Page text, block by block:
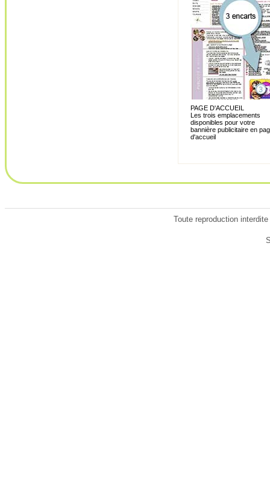
PAGE D'ACCUEIL
Les trois emplacements
disponibles pour votre
bannière publicitaire en
d'accueil
Toute reproduction